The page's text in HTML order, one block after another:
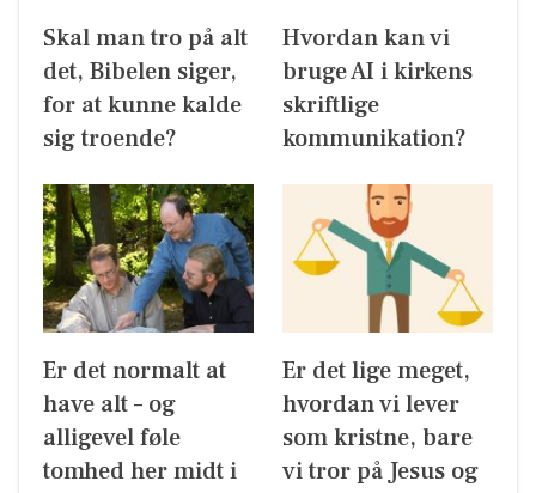
Skal man tro på alt
det, Bibelen siger,
for at kunne kalde
sig troende?
Hvordan kan vi
bruge AI i kirkens
skriftlige
kommunikation?
Er det normalt at
have alt – og
alligevel føle
tomhed her midt i
Er det lige meget,
hvordan vi lever
som kristne, bare
vi tror på Jesus og